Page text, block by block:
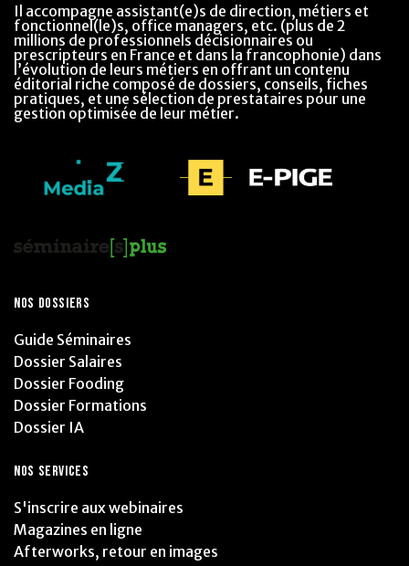
Il accompagne assistant(e)s de direction, métiers et
fonctionnel(le)s, office managers, etc. (plus de 2
millions de professionnels décisionnaires ou
prescripteurs en France et dans la francophonie) dans
l’évolution de leurs métiers en offrant un contenu
éditorial riche composé de dossiers, conseils, fiches
pratiques, et une sélection de prestataires pour une
gestion optimisée de leur métier.
NOS DOSSIERS
Guide Séminaires
Dossier Salaires
Dossier Fooding
Dossier Formations
Dossier IA
NOS SERVICES
S'inscrire aux webinaires
Magazines en ligne
Afterworks, retour en images